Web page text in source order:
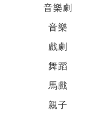
音樂劇
音樂
戲劇
舞蹈
馬戲
親子